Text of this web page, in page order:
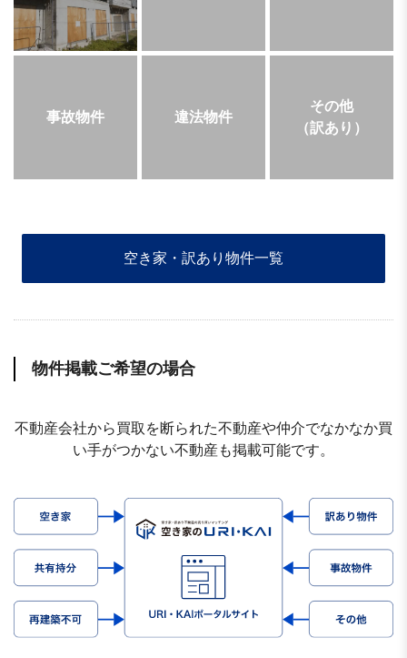
事故物件 違法物件
その他
（訳あり）
空き家・訳あり物件一覧
物件掲載ご希望の場合
不動産会社から買取を断られた不動産や仲介でなかなか買
い手がつかない不動産も掲載可能です。